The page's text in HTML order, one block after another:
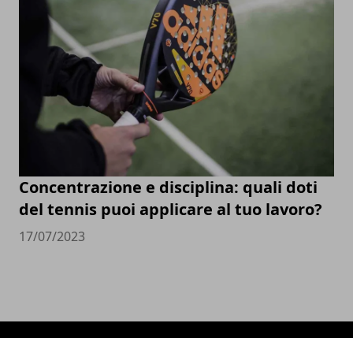
Concentrazione e disciplina: quali doti
del tennis puoi applicare al tuo lavoro?
17/07/2023